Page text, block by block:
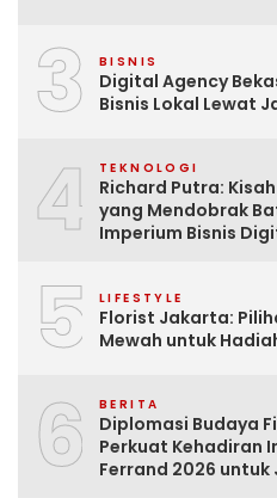
3 BISNIS
Digital Agency
Bisnis Lokal Lewat
4 TEKNOLOGI
Richard Putra:
yang Mendobrak
Imperium Bisnis
5 LIFESTYLE
Florist Jakarta:
Mewah untuk
6 BERITA
Diplomasi Budaya
Perkuat Kehadiran
Ferrand 2026